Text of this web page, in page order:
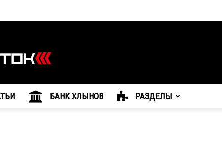
БАНК ХЛЫНОВ РАЗДЕЛЫ